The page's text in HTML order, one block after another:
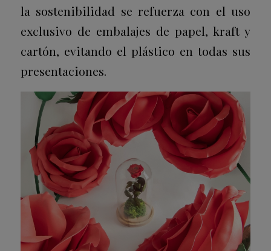
la sostenibilidad se refuerza con el uso
exclusivo de embalajes de papel, kraft y
cartón, evitando el plástico en todas sus
presentaciones.